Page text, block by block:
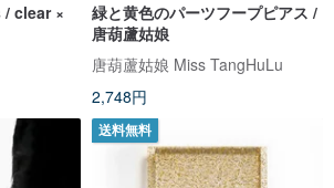
clear ×
緑と黄色のパーツフープピアス /
唐葫蘆姑娘
唐葫蘆姑娘 Miss TangHuLu
2,748円
送料無料